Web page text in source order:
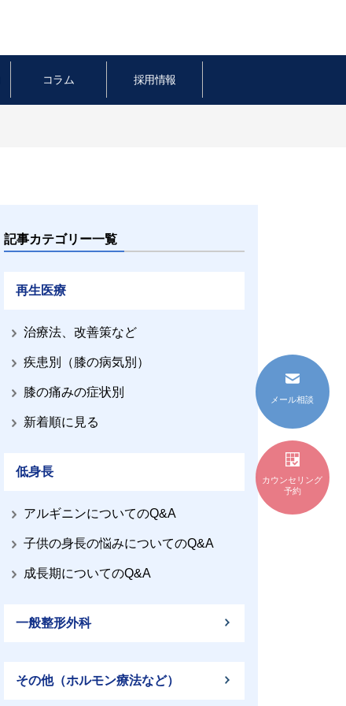
コラム 採用情報
記事カテゴリー一覧
再生医療
治療法、改善策など
疾患別（膝の病気別）
膝の痛みの症状別
新着順に見る
低身長
アルギニンについてのQ&A
子供の身長の悩みについてのQ&A
成長期についてのQ&A
一般整形外科
その他（ホルモン療法など）
メール相談
カウンセリング
予約